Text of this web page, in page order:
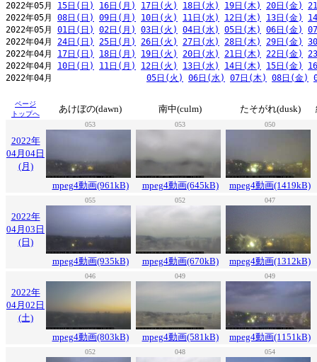
2022年05月 15日(日) 16日(月) 17日(火) 18日(水) 19日(木) 20日(金)
2022年05月 08日(日) 09日(月) 10日(火) 11日(水) 12日(木) 13日(金)
2022年05月 01日(日) 02日(月) 03日(火) 04日(水) 05日(木) 06日(金)
2022年04月 24日(日) 25日(月) 26日(火) 27日(水) 28日(木) 29日(金)
2022年04月 17日(日) 18日(月) 19日(火) 20日(水) 21日(木) 22日(金)
2022年04月 10日(日) 11日(月) 12日(火) 13日(水) 14日(木) 15日(金)
2022年04月 05日(火) 06日(水) 07日(木) 08日(金)
ページ
トップへ
あけぼの(dawn) 南中(culm) たそがれ(dusk)
053 053 050
2022年
04月04日
(月)
mpeg4動画(961kB)
mpeg4動画(645kB) mpeg4動画(1419kB)
055 052 047
2022年
04月03日
(日)
mpeg4動画(935kB)
mpeg4動画(670kB) mpeg4動画(1312kB)
046 049 049
2022年
04月02日
(土)
mpeg4動画(803kB)
mpeg4動画(581kB) mpeg4動画(1151kB)
052 048 054